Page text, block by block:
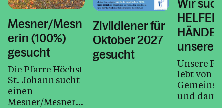
Mesner/Mesn
erin (100%)
gesucht
Die Pfarre Höchst
St. Johann sucht
einen
Mesner/Mesnerin
Zivildiener für
Oktober 2027
gesucht
Wir
HÄNDE
unsere
Unsere
lebt von
und